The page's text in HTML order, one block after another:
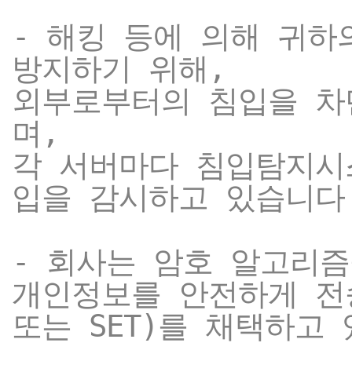
- 해킹 등에 의해 귀하
방지하기 위해,
외부로부터의 침입을
며,
각 서버마다 침입탐지
입을 감시하고 있습니
- 회사는 암호 알고리
개인정보를 안전하게
또는 SET)를 채택하고